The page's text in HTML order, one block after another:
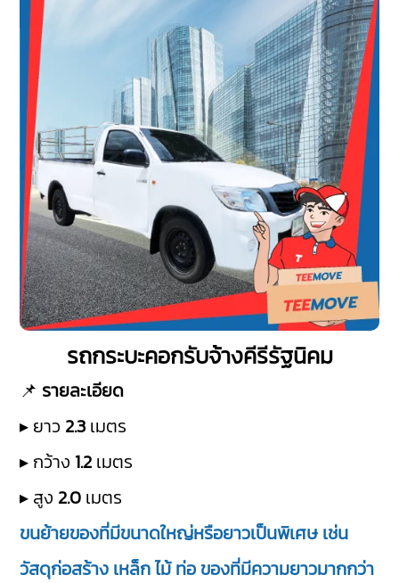
รถกระบะคอกรับจ้างคีรีรัฐนิคม
📌 รายละเอียด
▸ ยาว 2.3 เมตร
▸ กว้าง 1.2 เมตร
▸ สูง 2.0 เมตร
ขนย้ายของที่มีขนาดใหญ่หรือยาวเป็นพิเศษ เช่น
วัสดุก่อสร้าง เหล็ก ไม้ ท่อ ของที่มีความยาวมากกว่า